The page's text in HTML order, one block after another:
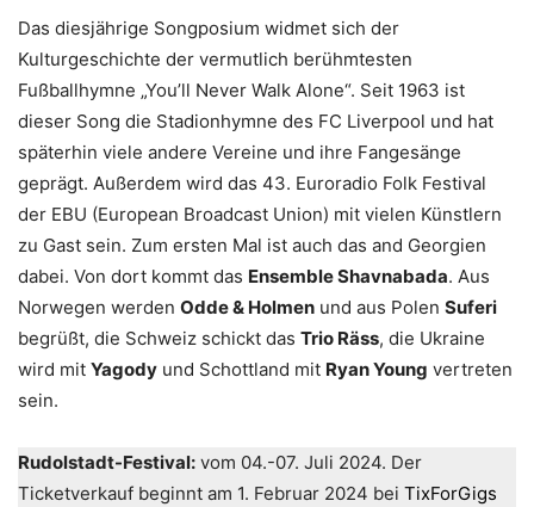
Das diesjährige Songposium widmet sich der
Kulturgeschichte der vermutlich berühmtesten
Fußballhymne „You’ll Never Walk Alone“. Seit 1963 ist
dieser Song die Stadionhymne des FC Liverpool und hat
späterhin viele andere Vereine und ihre Fangesänge
geprägt. Außerdem wird das 43. Euroradio Folk Festival
der EBU (European Broadcast Union) mit vielen Künstlern
zu Gast sein. Zum ersten Mal ist auch das and Georgien
dabei. Von dort kommt das Ensemble Shavnabada. Aus
Norwegen werden Odde & Holmen und aus Polen Suferi
begrüßt, die Schweiz schickt das Trio Räss, die Ukraine
wird mit Yagody und Schottland mit Ryan Young vertreten
sein.
Rudolstadt-Festival: vom 04.-07. Juli 2024. Der
Ticketverkauf beginnt am 1. Februar 2024 bei TixForGigs